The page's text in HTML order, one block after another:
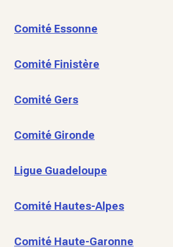
Comité Essonne
Comité Finistère
Comité Gers
Comité Gironde
Ligue Guadeloupe
Comité Hautes-Alpes
Comité Haute-Garonne